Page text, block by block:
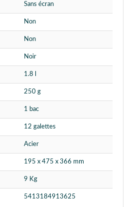
Sans écran
Non
Non
Noir
1.8 l
250 g
1 bac
12 galettes
Acier
195 x 475 x 366 mm
9 Kg
5413184913625